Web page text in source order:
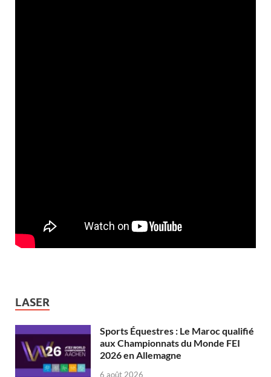
LASER
Sports Équestres : Le Maroc qualifié
aux Championnats du Monde FEI
2026 en Allemagne
6 août 2026